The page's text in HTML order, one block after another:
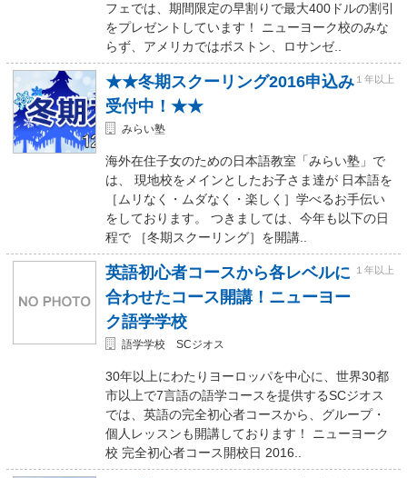
フェでは、期間限定の早割りで最大400ドルの割引
をプレゼントしています！ ニューヨーク校のみな
らず、アメリカではボストン、ロサンゼ..
★★冬期スクーリング2016申込み
受付中！★★
１年以上
みらい塾
海外在住子女のための日本語教室「みらい塾」で
は、 現地校をメインとしたお子さま達が 日本語を
［ムリなく・ムダなく・楽しく］学べるお手伝い
をしております。 つきましては、今年も以下の日
程で ［冬期スクーリング］を開講..
英語初心者コースから各レベルに
合わせたコース開講！ニューヨー
ク語学学校
１年以上
語学学校 SCジオス
30年以上にわたりヨーロッパを中心に、世界30都
市以上で7言語の語学コースを提供するSCジオス
では、英語の完全初心者コースから、グループ・
個人レッスンも開講しております！ ニューヨーク
校 完全初心者コース開校日 2016..